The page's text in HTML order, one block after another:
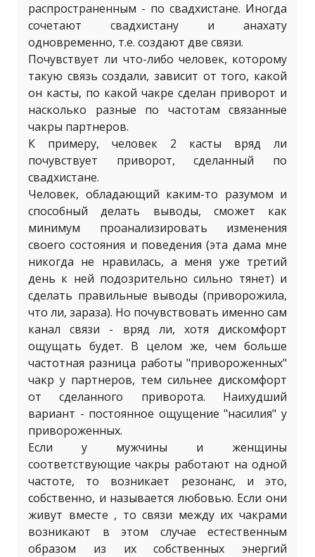
распространенным - по свадхистане. Иногда
сочетают свадхистану и анахату
одновременно, т.е. создают две связи.
Почувствует ли что-либо человек, которому
такую связь создали, зависит от того, какой
он касты, по какой чакре сделан приворот и
насколько разные по частотам связанные
чакры партнеров.
К примеру, человек 2 касты вряд ли
почувствует приворот, сделанный по
свадхистане.
Человек, обладающий каким-то разумом и
способный делать выводы, сможет как
минимум проанализировать изменения
своего состояния и поведения (эта дама мне
никогда не нравилась, а меня уже третий
день к ней подозрительно сильно тянет) и
сделать правильные выводы (приворожила,
что ли, зараза). Но почувствовать именно сам
канал связи - вряд ли, хотя дискомфорт
ощущать будет. В целом же, чем больше
частотная разница работы "привороженных"
чакр у партнеров, тем сильнее дискомфорт
от сделанного приворота. Наихудший
вариант - постоянное ощущение "насилия" у
привороженных.
Если у мужчины и женщины
соответствующие чакры работают на одной
частоте, то возникает резонанс, и это,
собственно, и называется любовью. Если они
живут вместе , то связи между их чакрами
возникают в этом случае естественным
образом из их собственных энергий